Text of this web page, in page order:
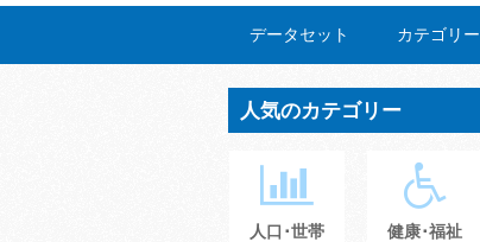
データセット カテゴリー
人気のカテゴリー
人口･世帯 健康･福祉